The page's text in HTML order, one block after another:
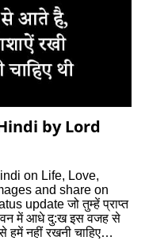
by Lord
on Life, Love,
and share on
update जो तुम्‍हें प्राप्‍त
जीवन में आधे दु:ख इस वजह से
नहीं रखनी चाहिए…